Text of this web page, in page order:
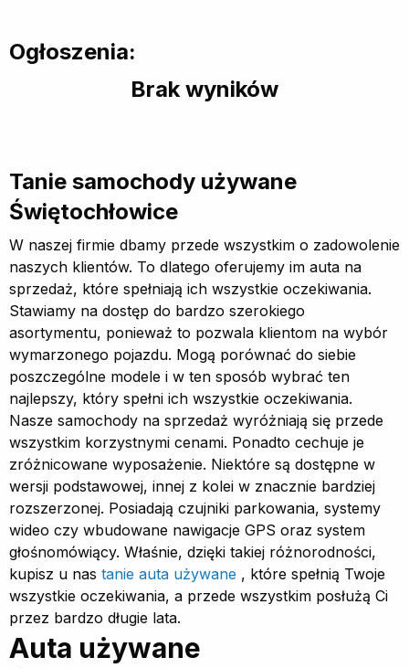
Ogłoszenia:
Brak wyników
Tanie samochody używane
Świętochłowice
W naszej firmie dbamy przede wszystkim o zadowolenie
naszych klientów. To dlatego oferujemy im auta na
sprzedaż, które spełniają ich wszystkie oczekiwania.
Stawiamy na dostęp do bardzo szerokiego
asortymentu, ponieważ to pozwala klientom na wybór
wymarzonego pojazdu. Mogą porównać do siebie
poszczególne modele i w ten sposób wybrać ten
najlepszy, który spełni ich wszystkie oczekiwania.
Nasze samochody na sprzedaż wyróżniają się przede
wszystkim korzystnymi cenami. Ponadto cechuje je
zróżnicowane wyposażenie. Niektóre są dostępne w
wersji podstawowej, innej z kolei w znacznie bardziej
rozszerzonej. Posiadają czujniki parkowania, systemy
wideo czy wbudowane nawigacje GPS oraz system
głośnomówiący. Właśnie, dzięki takiej różnorodności,
kupisz u nas tanie auta używane , które spełnią Twoje
wszystkie oczekiwania, a przede wszystkim posłużą Ci
przez bardzo długie lata.
Auta używane